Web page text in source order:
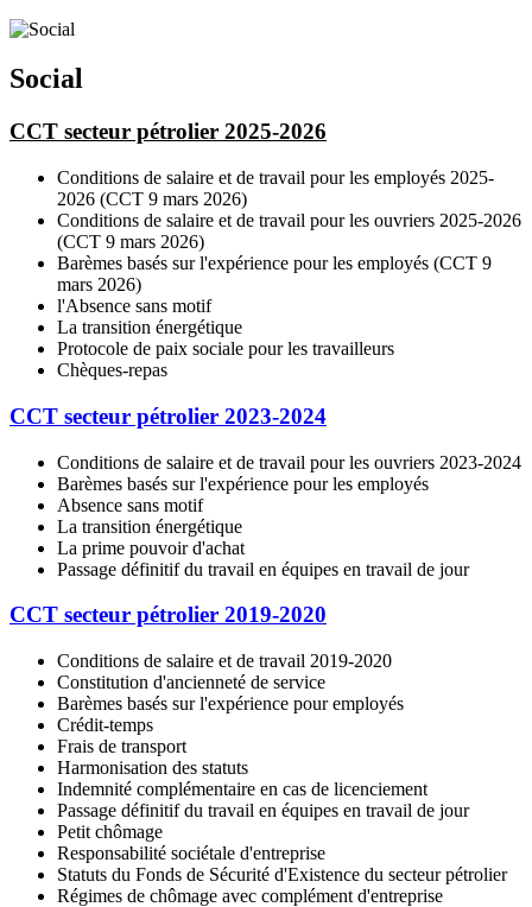
Social
CCT secteur pétrolier 2025-2026
Conditions de salaire et de travail pour les employés 2025-
2026 (CCT 9 mars 2026)
Conditions de salaire et de travail pour les ouvriers 2025-2026
(CCT 9 mars 2026)
Barèmes basés sur l'expérience pour les employés (CCT 9
mars 2026)
l'Absence sans motif
La transition énergétique
Protocole de paix sociale pour les travailleurs
Chèques-repas
CCT secteur pétrolier 2023-2024
Conditions de salaire et de travail pour les ouvriers 2023-2024
Barèmes basés sur l'expérience pour les employés
Absence sans motif
La transition énergétique
La prime pouvoir d'achat
Passage définitif du travail en équipes en travail de jour
CCT secteur pétrolier 2019-2020
Conditions de salaire et de travail 2019-2020
Constitution d'ancienneté de service
Barèmes basés sur l'expérience pour employés
Crédit-temps
Frais de transport
Harmonisation des statuts
Indemnité complémentaire en cas de licenciement
Passage définitif du travail en équipes en travail de jour
Petit chômage
Responsabilité sociétale d'entreprise
Statuts du Fonds de Sécurité d'Existence du secteur pétrolier
Régimes de chômage avec complément d'entreprise